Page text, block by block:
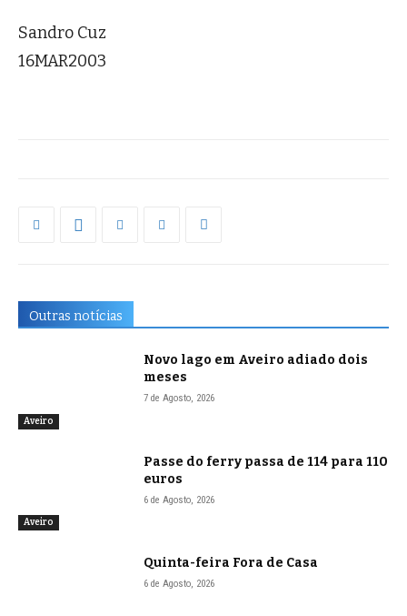
Sandro Cuz
16MAR2003
Outras notícias
Aveiro
Novo lago em Aveiro adiado dois
meses
7 de Agosto, 2026
Aveiro
Passe do ferry passa de 114 para 110
euros
6 de Agosto, 2026
Quinta-feira Fora de Casa
6 de Agosto, 2026